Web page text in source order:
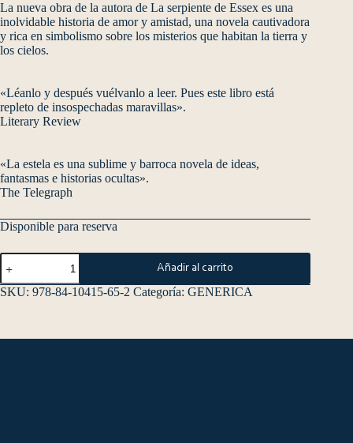
La nueva obra de la autora de La serpiente de Essex es una
inolvidable historia de amor y amistad, una novela cautivadora
y rica en simbolismo sobre los misterios que habitan la tierra y
los cielos.
«Léanlo y después vuélvanlo a leer. Pues este libro está
repleto de insospechadas maravillas».
Literary Review
«La estela es una sublime y barroca novela de ideas,
fantasmas e historias ocultas».
The Telegraph
Disponible para reserva
Añadir al carrito
SKU: 978-84-10415-65-2 Categoría: GENERICA